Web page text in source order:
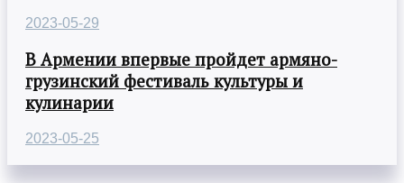
2023-05-29
В Армении впервые пройдет армяно-
грузинский фестиваль культуры и
кулинарии
2023-05-25